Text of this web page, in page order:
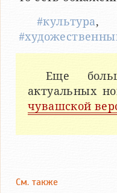
#культура
Еще
актуальных
чувашской
См. также